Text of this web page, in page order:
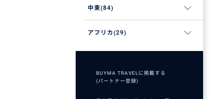
中東(84)
アフリカ(29)
BUYMA TRAVELに掲載する
(パートナー登録)